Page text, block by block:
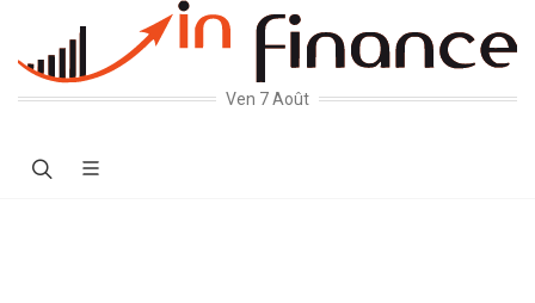
Ven 7 Août